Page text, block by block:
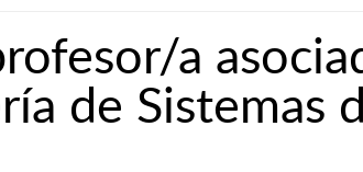
a
de Sistemas